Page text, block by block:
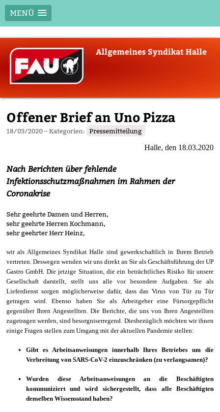
MENÜ
content
Allgemeines Syndikat Halle
Offener Brief an Uno Pizza
18/03/2020– Kategorien: Pressemitteilung
Halle, den 18.03.2020
Nach Berichten über fehlende
Infektionsschutzmaßnahmen im Rahmen der
Coronakrise
Sehr geehrte Damen und Herren,
sehr geehrte Herren Kochmann,
sehr geehrter Herr Heinz,
wir als Allgemeines Syndikat Halle sind gewerkschaftlich in Ihrem Betrieb
vertreten. Deswegen wenden wir uns direkt an Sie als Geschäftsführung der UP
Gastro GmbH. Die jetzige Situation, die ein beträchtliches Risiko für unsere
Gesellschaft darstellt, stellt uns alle vor besondere Aufgaben. Sie als
Lieferdienst sorgen möglicherweise dafür, dass das Virus von Tür zu Tür
getragen wird. Ebenso haben Sie als Arbeitgeber eine Fürsorgepflicht
gegenüber Ihren Angestellten. Die Berichte, die uns von Ihren Angestellten
zugetragen werden, sind besorgniserregend. Diesbezüglich möchten wir ihnen
einige Fragen stellen zum Umgang mit der aktuellen Pandemie stellen:
Gibt es Arbeitsanweisungen innerhalb Ihres Betriebes um die
Verbreitung von SARS-CoV-2 einzuschränken (zu verlangsamen)?
Wurden diese Arbeitsanweisungen an die Beschäftigten
kommuniziert und wird sichergestellt, dass alle Beschäftigten
denselben Wissensstand haben?